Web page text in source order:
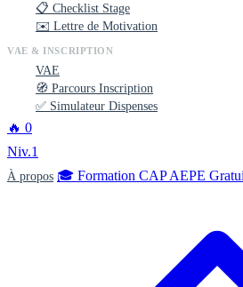
📋 Checklist Stage
✉️ Lettre de Motivation
VAE & INSCRIPTION
VAE
🧭 Parcours Inscription
✅ Simulateur Dispenses
🔥 0
Niv.1
À propos 🎓 Formation CAP AEPE